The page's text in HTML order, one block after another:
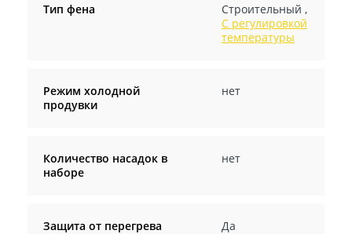
Тип фена Строительный ,
С регулировкой
температуры
Режим холодной
продувки
нет
Количество насадок в
наборе
нет
Защита от перегрева Да